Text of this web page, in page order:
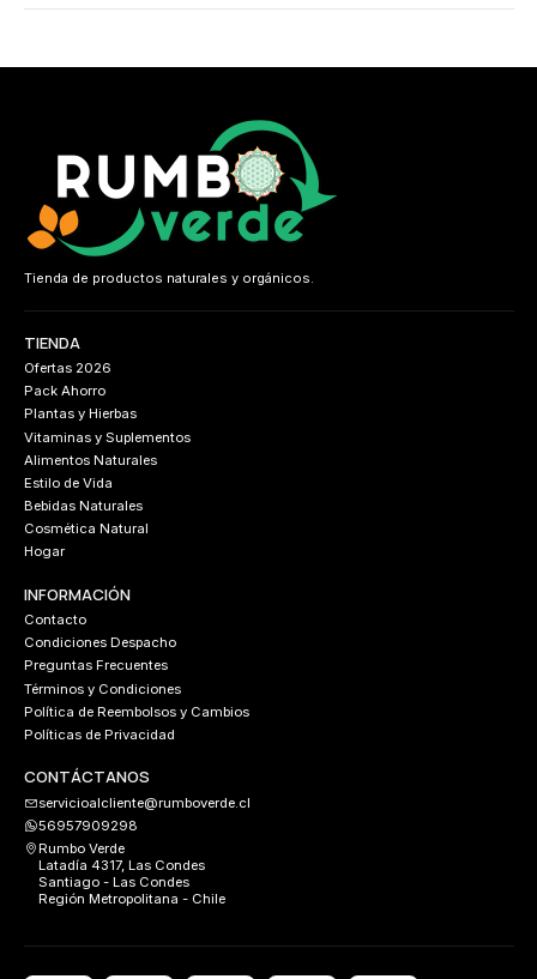
Tienda de productos naturales y orgánicos.
TIENDA
Ofertas 2026
Pack Ahorro
Plantas y Hierbas
Vitaminas y Suplementos
Alimentos Naturales
Estilo de Vida
Bebidas Naturales
Cosmética Natural
Hogar
INFORMACIÓN
Contacto
Condiciones Despacho
Preguntas Frecuentes
Términos y Condiciones
Política de Reembolsos y Cambios
Políticas de Privacidad
CONTÁCTANOS
servicioalcliente@rumboverde.cl
56957909298
Rumbo Verde
Latadía 4317, Las Condes
Santiago - Las Condes
Región Metropolitana - Chile